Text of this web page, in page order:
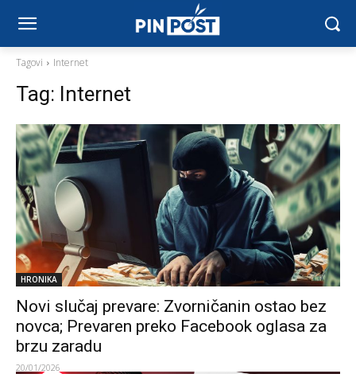
Tagovi Internet
Tag: Internet
HRONIKA
Novi slučaj prevare: Zvorničanin ostao bez
novca; Prevaren preko Facebook oglasa za
brzu zaradu
20/01/2026